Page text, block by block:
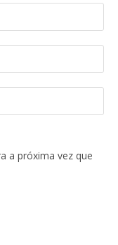
a próxima vez que